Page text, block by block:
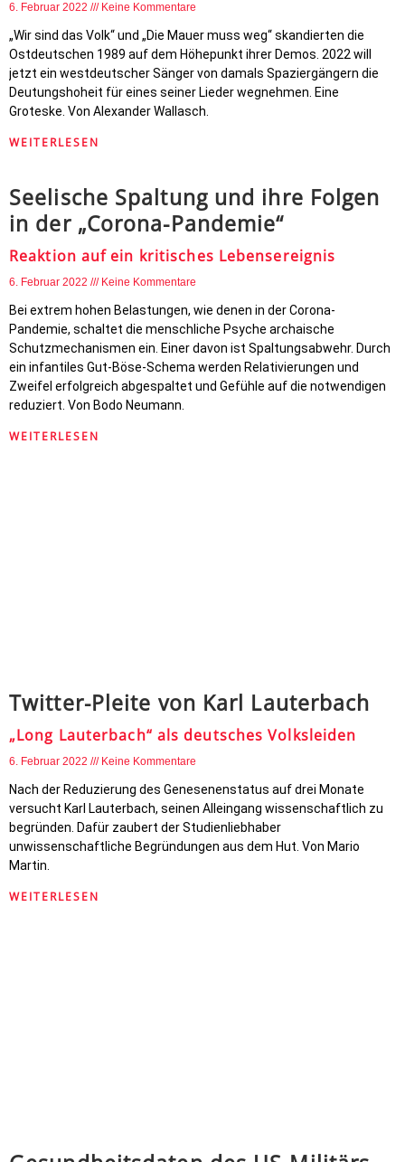
6. Februar 2022 Keine Kommentare
„Wir sind das Volk“ und „Die Mauer muss weg“ skandierten die
Ostdeutschen 1989 auf dem Höhepunkt ihrer Demos. 2022 will
jetzt ein westdeutscher Sänger von damals Spaziergängern die
Deutungshoheit für eines seiner Lieder wegnehmen. Eine
Groteske. Von Alexander Wallasch.
WEITERLESEN
Seelische Spaltung und ihre Folgen
in der „Corona-Pandemie“
Reaktion auf ein kritisches Lebensereignis
6. Februar 2022 Keine Kommentare
Bei extrem hohen Belastungen, wie denen in der Corona-
Pandemie, schaltet die menschliche Psyche archaische
Schutzmechanismen ein. Einer davon ist Spaltungsabwehr. Durch
ein infantiles Gut-Böse-Schema werden Relativierungen und
Zweifel erfolgreich abgespaltet und Gefühle auf die notwendigen
reduziert. Von Bodo Neumann.
WEITERLESEN
Twitter-Pleite von Karl Lauterbach
„Long Lauterbach“ als deutsches Volksleiden
6. Februar 2022 Keine Kommentare
Nach der Reduzierung des Genesenenstatus auf drei Monate
versucht Karl Lauterbach, seinen Alleingang wissenschaftlich zu
begründen. Dafür zaubert der Studienliebhaber
unwissenschaftliche Begründungen aus dem Hut. Von Mario
Martin.
WEITERLESEN